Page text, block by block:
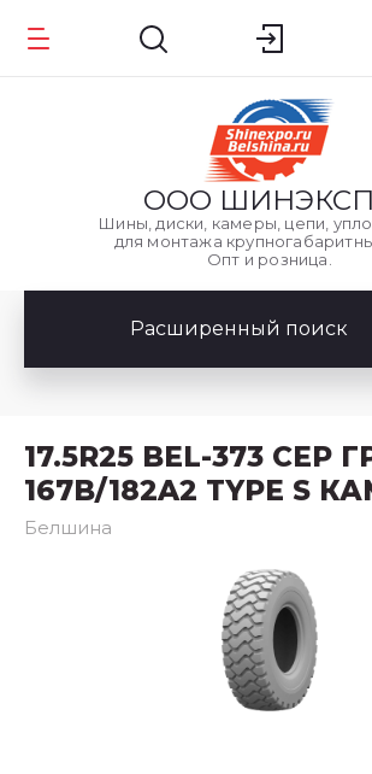
ООО
Шины, диски, камеры, цепи,
для монтажа
Опт и розница.
Расширенный поиск
17.5R25 BEL-373 СЕР
167B/182A2 TYPE S
Белшина